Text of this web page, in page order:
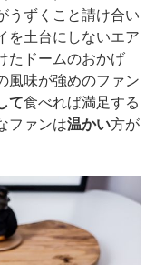
うずくこと請け合い
を土台にしないエア
たドームのおかげ
風味が強めのファン
て食べれば満足する
ファンは温かい方が